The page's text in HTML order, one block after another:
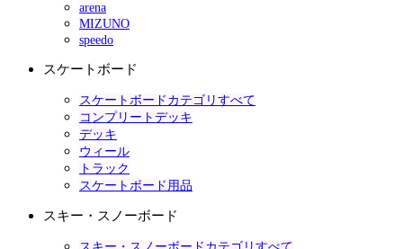
arena
MIZUNO
speedo
スケートボード
スケートボードカテゴリすべて
コンプリートデッキ
デッキ
ウィール
トラック
スケートボード用品
スキー・スノーボード